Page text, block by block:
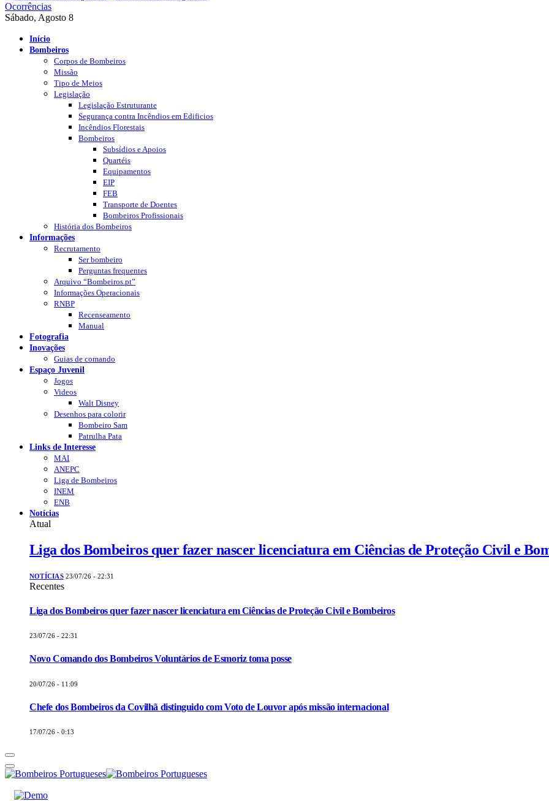
Ocorrências
Sábado, Agosto 8
Início
Bombeiros
Corpos de Bombeiros
Missão
Tipo de Meios
Legislação
Legislação Estruturante
Segurança contra Incêndios em Edificios
Incêndios Florestais
Bombeiros
Subsídios e Apoios
Quartéis
Equipamentos
EIP
FEB
Transporte de Doentes
Bombeiros Profissionais
História dos Bombeiros
Informações
Recrutamento
Ser bombeiro
Perguntas frequentes
Arquivo “Bombeiros.pt”
Informações Operacionais
RNBP
Recenseamento
Manual
Fotografia
Inovações
Guias de comando
Espaço Juvenil
Jogos
Videos
Walt Disney
Desenhos para colorir
Bombeiro Sam
Patrulha Pata
Links de Interesse
MAI
ANEPC
Liga de Bombeiros
INEM
ENB
Notícias
Atual
Liga dos Bombeiros quer fazer nascer licenciatura em Ciências de Proteção Civil e
NOTÍCIAS 23/07/26 - 22:31
Recentes
Liga dos Bombeiros quer fazer nascer licenciatura em Ciências de Proteção Civil e Bombeiros
23/07/26 - 22:31
Novo Comando dos Bombeiros Voluntários de Esmoriz toma posse
20/07/26 - 11:09
Chefe dos Bombeiros da Covilhã distinguido com Voto de Louvor após missão internacional
17/07/26 - 0:13